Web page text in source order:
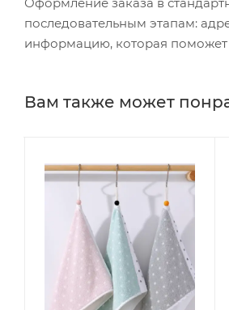
последовательным этапам:
информацию, которая поможет
Вам также может